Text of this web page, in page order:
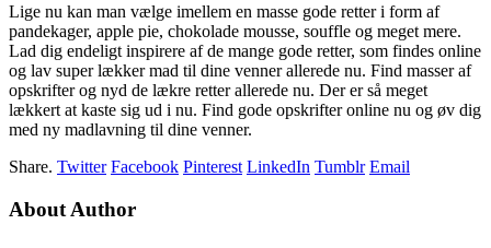
Lige nu kan man vælge imellem en masse gode retter i form af
pandekager, apple pie, chokolade mousse, souffle og meget mere.
Lad dig endeligt inspirere af de mange gode retter, som findes online
og lav super lækker mad til dine venner allerede nu. Find masser af
opskrifter og nyd de lækre retter allerede nu. Der er så meget
lækkert at kaste sig ud i nu. Find gode opskrifter online nu og øv dig
med ny madlavning til dine venner.
Share. Twitter Facebook Pinterest LinkedIn Tumblr Email
About Author